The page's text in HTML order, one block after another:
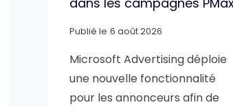
Publié le 6 août 2026
Microsoft Advertising déploie
une nouvelle fonctionnalité
pour les annonceurs afin de